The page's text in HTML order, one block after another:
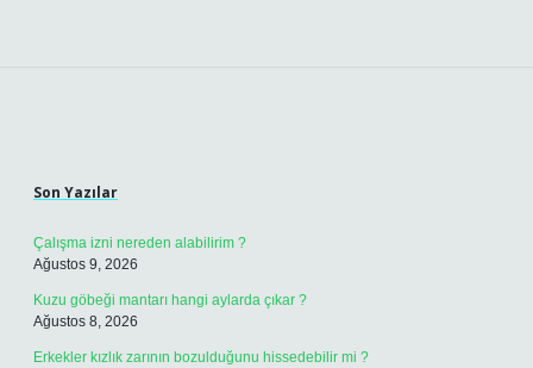
Son Yazılar
Çalışma izni nereden alabilirim ?
Ağustos 9, 2026
Kuzu göbeği mantarı hangi aylarda çıkar ?
Ağustos 8, 2026
Erkekler kızlık zarının bozulduğunu hissedebilir mi ?